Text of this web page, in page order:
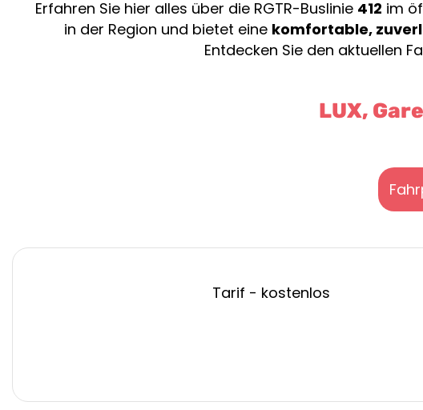
Erfahren Sie hier alles über die RGTR-Buslinie 412 im
in der Region und bietet eine komfortable,
Entdecken Sie den aktuellen
LUX,
Tarif - kostenlos